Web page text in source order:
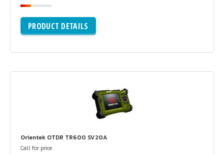
PRODUCT DETAILS
Orientek OTDR TR600 SV20A
Call for price